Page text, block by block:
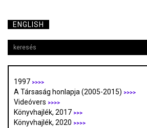
ENGLISH
1997 >>>>
A Társaság honlapja (2005-2015) >>>>
Videóvers >>>>
Könyvhajlék, 2017 >>>
Könyvhajlék, 2020 >>>>